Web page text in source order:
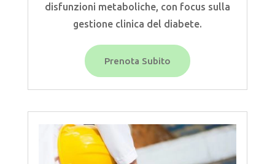
disfunzioni metaboliche, con focus sulla
gestione clinica del diabete.
Prenota Subito